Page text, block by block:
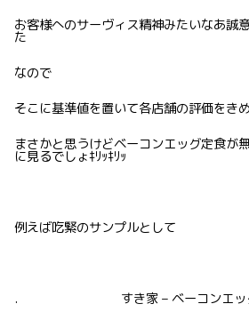
お客様へのサーヴィス精神みたいなあ誠
た
なので
そこに基準値を置いて各店舗の評価をき
まさかと思うけどベーコンエッグ定食が
に見るでしょｷﾘｯｷﾘｯ
例えば吃緊のサンプルとして
. すき家 – ベーコンエッグ定